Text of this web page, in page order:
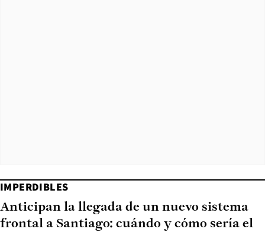
IMPERDIBLES
Anticipan la llegada de un nuevo sistema
frontal a Santiago: cuándo y cómo sería el